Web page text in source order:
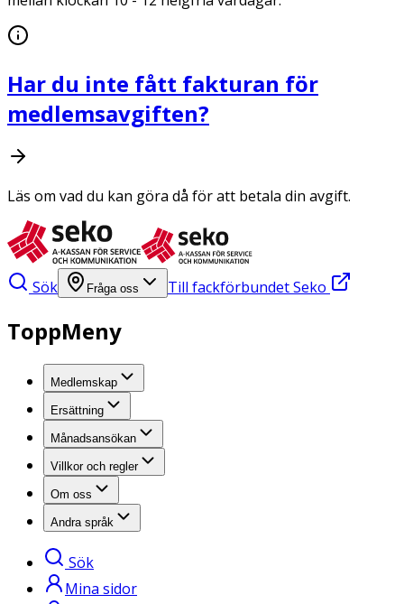
Har du inte fått fakturan för
medlemsavgiften?
Läs om vad du kan göra då för att betala din avgift.
Sök Fråga oss Till fackförbundet Seko
ToppMeny
Medlemskap
Ersättning
Månadsansökan
Villkor och regler
Om oss
Andra språk
Sök
Mina sidor